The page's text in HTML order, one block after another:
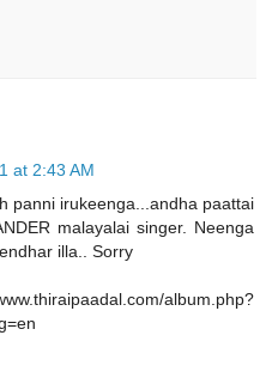
at 2:43 AM
panni irukeenga...andha paattai
malayalai singer. Neenga
illa.. Sorry
album.php?